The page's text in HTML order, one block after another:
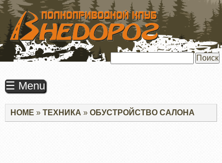
ПЕРЕЙТИ
ОСНОВНОМУ
СОДЕРЖАНИЮ
☰ Menu
Строка
навигации
HOME ТЕХНИКА ОБУСТРОЙСТВО САЛОНА